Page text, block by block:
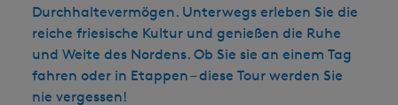
Durchhaltevermögen. Unterwegs erleben Sie die
reiche friesische Kultur und genießen die Ruhe
und Weite des Nordens. Ob Sie sie an einem Tag
fahren oder in Etappen – diese Tour werden Sie
nie vergessen!